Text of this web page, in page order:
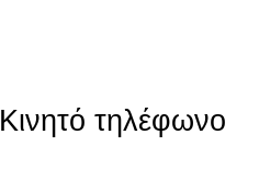
Κινητό τηλέφωνο